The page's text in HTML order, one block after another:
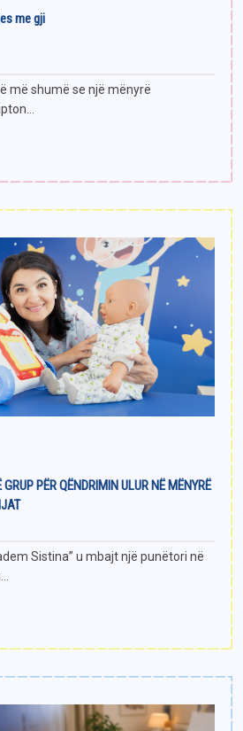
me gji
më shumë se një mënyrë
PËR QËNDRIMIN ULUR NË MËNYRË
Sistina” u mbajt një punëtori në